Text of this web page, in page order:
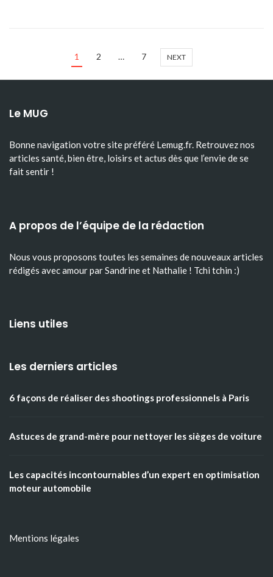
1 2 … 7 NEXT
Le MUG
Bonne navigation votre site préféré Lemug.fr. Retrouvez nos
articles santé, bien être, loisirs et actus dès que l’envie de se
fait sentir !
A propos de l’équipe de la rédaction
Nous vous proposons toutes les semaines de nouveaux articles
rédigés avec amour par Sandrine et Nathalie ! Tchi tchin :)
Liens utiles
Les derniers articles
6 façons de réaliser des shootings professionnels à Paris
Astuces de grand-mère pour nettoyer les sièges de voiture
Les capacités incontournables d’un expert en optimisation
moteur automobile
Mentions légales